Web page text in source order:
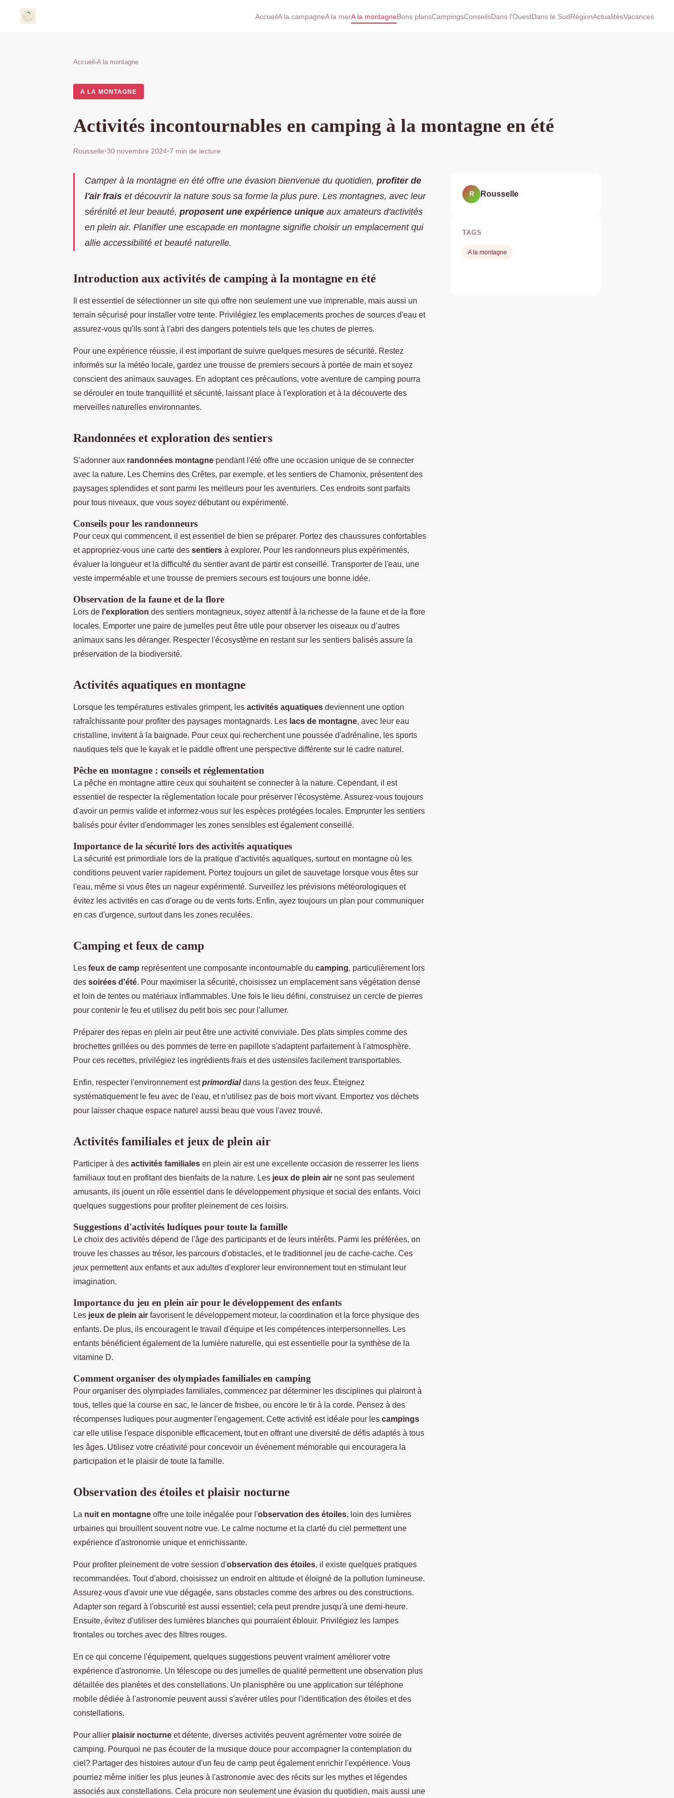
AccueilA la campagneA la merA la montagneBons plansCampingsConseilsDans l'OuestDans le SudRégionActualitésVacances
Accueil ›A la montagne
A LA MONTAGNE
Activités incontournables en camping à la montagne en été
Rousselle•30 novembre 2024•7 min de lecture
Camper à la montagne en été offre une évasion bienvenue du quotidien, profiter de
l'air frais et découvrir la nature sous sa forme la plus pure. Les montagnes, avec leur
sérénité et leur beauté, proposent une expérience unique aux amateurs d'activités
en plein air. Planifier une escapade en montagne signifie choisir un emplacement qui
allie accessibilité et beauté naturelle.
Introduction aux activités de camping à la montagne en été
Il est essentiel de sélectionner un site qui offre non seulement une vue imprenable, mais aussi un
terrain sécurisé pour installer votre tente. Privilégiez les emplacements proches de sources d'eau et
assurez-vous qu'ils sont à l'abri des dangers potentiels tels que les chutes de pierres.
Pour une expérience réussie, il est important de suivre quelques mesures de sécurité. Restez
informés sur la météo locale, gardez une trousse de premiers secours à portée de main et soyez
conscient des animaux sauvages. En adoptant ces précautions, votre aventure de camping pourra
se dérouler en toute tranquillité et sécurité, laissant place à l'exploration et à la découverte des
merveilles naturelles environnantes.
Randonnées et exploration des sentiers
S'adonner aux randonnées montagne pendant l'été offre une occasion unique de se connecter
avec la nature. Les Chemins des Crêtes, par exemple, et les sentiers de Chamonix, présentent des
paysages splendides et sont parmi les meilleurs pour les aventuriers. Ces endroits sont parfaits
pour tous niveaux, que vous soyez débutant ou expérimenté.
Conseils pour les randonneurs
Pour ceux qui commencent, il est essentiel de bien se préparer. Portez des chaussures confortables
et appropriez-vous une carte des sentiers à explorer. Pour les randonneurs plus expérimentés,
évaluer la longueur et la difficulté du sentier avant de partir est conseillé. Transporter de l'eau, une
veste imperméable et une trousse de premiers secours est toujours une bonne idée.
Observation de la faune et de la flore
Lors de l'exploration des sentiers montagneux, soyez attentif à la richesse de la faune et de la flore
locales. Emporter une paire de jumelles peut être utile pour observer les oiseaux ou d’autres
animaux sans les déranger. Respecter l'écosystème en restant sur les sentiers balisés assure la
préservation de la biodiversité.
Activités aquatiques en montagne
Lorsque les températures estivales grimpent, les activités aquatiques deviennent une option
rafraîchissante pour profiter des paysages montagnards. Les lacs de montagne, avec leur eau
cristalline, invitent à la baignade. Pour ceux qui recherchent une poussée d'adrénaline, les sports
nautiques tels que le kayak et le paddle offrent une perspective différente sur le cadre naturel.
Pêche en montagne : conseils et réglementation
La pêche en montagne attire ceux qui souhaitent se connecter à la nature. Cependant, il est
essentiel de respecter la réglementation locale pour préserver l'écosystème. Assurez-vous toujours
d'avoir un permis valide et informez-vous sur les espèces protégées locales. Emprunter les sentiers
balisés pour éviter d'endommager les zones sensibles est également conseillé.
Importance de la sécurité lors des activités aquatiques
La sécurité est primordiale lors de la pratique d'activités aquatiques, surtout en montagne où les
conditions peuvent varier rapidement. Portez toujours un gilet de sauvetage lorsque vous êtes sur
l'eau, même si vous êtes un nageur expérimenté. Surveillez les prévisions météorologiques et
évitez les activités en cas d'orage ou de vents forts. Enfin, ayez toujours un plan pour communiquer
en cas d'urgence, surtout dans les zones reculées.
Camping et feux de camp
Les feux de camp représentent une composante incontournable du camping, particulièrement lors
des soirées d'été. Pour maximiser la sécurité, choisissez un emplacement sans végétation dense
et loin de tentes ou matériaux inflammables. Une fois le lieu défini, construisez un cercle de pierres
pour contenir le feu et utilisez du petit bois sec pour l'allumer.
Préparer des repas en plein air peut être une activité conviviale. Des plats simples comme des
brochettes grillées ou des pommes de terre en papillote s'adaptent parfaitement à l'atmosphère.
Pour ces recettes, privilégiez les ingrédients frais et des ustensiles facilement transportables.
Enfin, respecter l'environnement estprimordialdans la gestion des feux. Éteignez
systématiquement le feu avec de l'eau, et n'utilisez pas de bois mort vivant. Emportez vos déchets
pour laisser chaque espace naturel aussi beau que vous l'avez trouvé.
Activités familiales et jeux de plein air
Participer à des activités familiales en plein air est une excellente occasion de resserrer les liens
familiaux tout en profitant des bienfaits de la nature. Les jeux de plein air ne sont pas seulement
amusants, ils jouent un rôle essentiel dans le développement physique et social des enfants. Voici
quelques suggestions pour profiter pleinement de ces loisirs.
Suggestions d'activités ludiques pour toute la famille
Le choix des activités dépend de l'âge des participants et de leurs intérêts. Parmi les préférées, on
trouve les chasses au trésor, les parcours d'obstacles, et le traditionnel jeu de cache-cache. Ces
jeux permettent aux enfants et aux adultes d'explorer leur environnement tout en stimulant leur
imagination.
Importance du jeu en plein air pour le développement des enfants
Les jeux de plein air favorisent le développement moteur, la coordination et la force physique des
enfants. De plus, ils encouragent le travail d'équipe et les compétences interpersonnelles. Les
enfants bénéficient également de la lumière naturelle, qui est essentielle pour la synthèse de la
vitamine D.
Comment organiser des olympiades familiales en camping
Pour organiser des olympiades familiales, commencez par déterminer les disciplines qui plairont à
tous, telles que la course en sac, le lancer de frisbee, ou encore le tir à la corde. Pensez à des
récompenses ludiques pour augmenter l'engagement. Cette activité est idéale pour les campings
car elle utilise l'espace disponible efficacement, tout en offrant une diversité de défis adaptés à tous
les âges. Utilisez votre créativité pour concevoir un événement mémorable qui encouragera la
participation et le plaisir de toute la famille.
Observation des étoiles et plaisir nocturne
La nuit en montagne offre une toile inégalée pour l'observation des étoiles, loin des lumières
urbaines qui brouillent souvent notre vue. Le calme nocturne et la clarté du ciel permettent une
expérience d'astronomie unique et enrichissante.
Pour profiter pleinement de votre session d'observation des étoiles, il existe quelques pratiques
recommandées. Tout d'abord, choisissez un endroit en altitude et éloigné de la pollution lumineuse.
Assurez-vous d'avoir une vue dégagée, sans obstacles comme des arbres ou des constructions.
Adapter son regard à l'obscurité est aussi essentiel; cela peut prendre jusqu'à une demi-heure.
Ensuite, évitez d'utiliser des lumières blanches qui pourraient éblouir. Privilégiez les lampes
frontales ou torches avec des filtres rouges.
En ce qui concerne l'équipement, quelques suggestions peuvent vraiment améliorer votre
expérience d'astronomie. Un télescope ou des jumelles de qualité permettent une observation plus
détaillée des planètes et des constellations. Un planisphère ou une application sur téléphone
mobile dédiée à l'astronomie peuvent aussi s'avérer utiles pour l'identification des étoiles et des
constellations.
Pour allier plaisir nocturne et détente, diverses activités peuvent agrémenter votre soirée de
camping. Pourquoi ne pas écouter de la musique douce pour accompagner la contemplation du
ciel? Partager des histoires autour d'un feu de camp peut également enrichir l'expérience. Vous
pourriez même initier les plus jeunes à l'astronomie avec des récits sur les mythes et légendes
associés aux constellations. Cela procure non seulement une évasion du quotidien, mais aussi une
R Rousselle
TAGS
A la montagne